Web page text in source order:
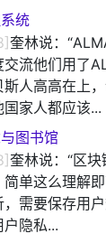
统
奎林说：
流他们用了
斯人高高在上
家人都应该...
图书馆
奎林说：“区
单这么理解
，需要保存用
隐私...